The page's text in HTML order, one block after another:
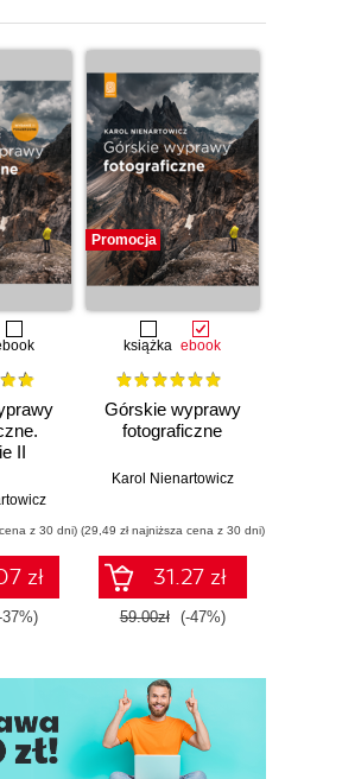
przejścia międzynarodowe
przejścia międzynarodowe
przeznaczone wyłącznie dla
granicznego
graniczne
historyczno - krajoznawcze
geograficzno - przyrodnicza
powierzchni
Europy
II
z 30 dni)
zł
37%)
Promocja
książka ebook
Górskie wyprawy
fotograficzne
Karol Nienartowicz
(29,49 zł najniższa cena z 30 dni)
31.27 zł
59.00zł (-47%)